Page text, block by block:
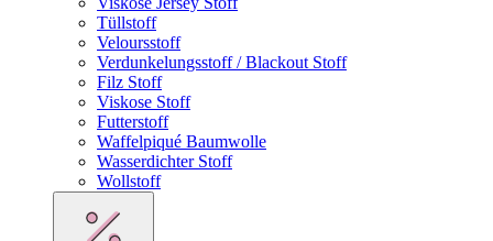
Tüllstoff
Veloursstoff
Verdunkelungsstoff / Blackout Stoff
Filz Stoff
Viskose Stoff
Futterstoff
Waffelpiqué Baumwolle
Wasserdichter Stoff
Wollstoff